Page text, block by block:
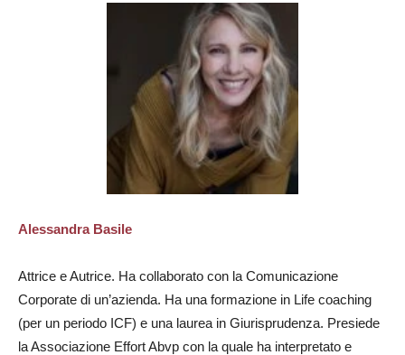
Alessandra Basile
Attrice e Autrice. Ha collaborato con la Comunicazione
Corporate di un’azienda. Ha una formazione in Life coaching
(per un periodo ICF) e una laurea in Giurisprudenza. Presiede
la Associazione Effort Abvp con la quale ha interpretato e